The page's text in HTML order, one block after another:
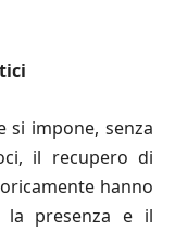
si impone, senza
il recupero di
hanno
la presenza e il